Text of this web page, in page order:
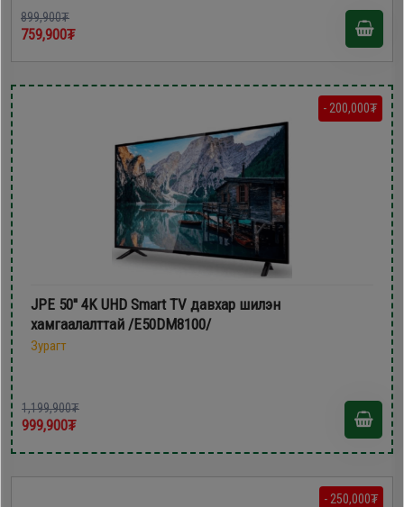
899,900₮
759,900₮
- 200,000₮
JPE 50'' 4K UHD Smart TV давхар шилэн
хамгаалалттай /E50DM8100/
Зурагт
1,199,900₮
999,900₮
- 250,000₮